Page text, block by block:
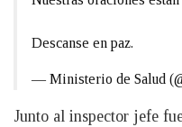
Descanse en paz.
— Ministerio de Salud
Junto al inspector jefe